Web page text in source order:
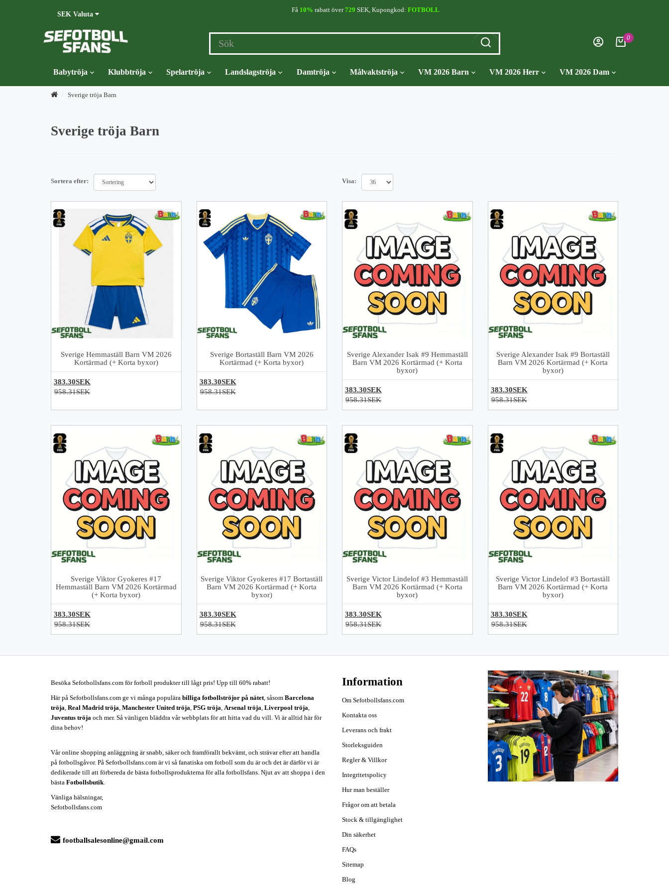
SEK Valuta
Få 10% rabatt över729 SEK, Kupongkod: FOTBOLL
0
Babytröja Klubbtröja Spelartröja Landslagströja Damtröja Målvaktströja VM 2026 Barn VM 2026 Herr VM 2026 Dam
Sverige tröja Barn
Sverige tröja Barn
Sortera efter: Visa:
Sverige Hemmaställ Barn VM 2026
Kortärmad (+ Korta byxor)
383.30SEK
958.31SEK
Sverige Bortaställ Barn VM 2026
Kortärmad (+ Korta byxor)
383.30SEK
958.31SEK
Sverige Alexander Isak #9 Hemmaställ
Barn VM 2026 Kortärmad (+ Korta
byxor)
383.30SEK
958.31SEK
Sverige Alexander Isak #9 Bortaställ
Barn VM 2026 Kortärmad (+ Korta
byxor)
383.30SEK
958.31SEK
Sverige Viktor Gyokeres #17
Hemmaställ Barn VM 2026 Kortärmad
(+ Korta byxor)
383.30SEK
958.31SEK
Sverige Viktor Gyokeres #17 Bortaställ
Barn VM 2026 Kortärmad (+ Korta
byxor)
383.30SEK
958.31SEK
Sverige Victor Lindelof #3 Hemmaställ
Barn VM 2026 Kortärmad (+ Korta
byxor)
383.30SEK
958.31SEK
Sverige Victor Lindelof #3 Bortaställ
Barn VM 2026 Kortärmad (+ Korta
byxor)
383.30SEK
958.31SEK
Besöka Sefotbollsfans.com för fotboll produkter till lågt pris! Upp till 60% rabatt!
Här på Sefotbollsfans.com ge vi många populära billiga fotbollströjor på nätet , såsom Barcelona
tröja Real Madrid tröja Manchester United tröja PSG tröja Arsenal tröja Liverpool tröja
Juventus tröja och mer. Så vänligen bläddra vår webbplats för att hitta vad du vill. Vi är alltid här för
dina behov!
Vår online shopping anläggning är snabb, säker och framförallt bekvämt, och strävar efter att handla
på fotbollsgåvor. På Sefotbollsfans.com är vi så fanatiska om fotboll som du är och det är därför vi är
dedikerade till att förbereda de bästa fotbollsprodukterna för alla fotbollsfans. Njut av att shoppa i den
bästa Fotbollsbutik
Vänliga hälsningar,
Sefotbollsfans.com
footballsalesonline@gmail.com
Information
Om Sefotbollsfans.com
Kontakta oss
Leverans och frakt
Storleksguiden
Regler & Villkor
Integritetspolicy
Hur man beställer
Frågor om att betala
Stock & tillgänglighet
Din säkerhet
FAQs
Sitemap
Blog